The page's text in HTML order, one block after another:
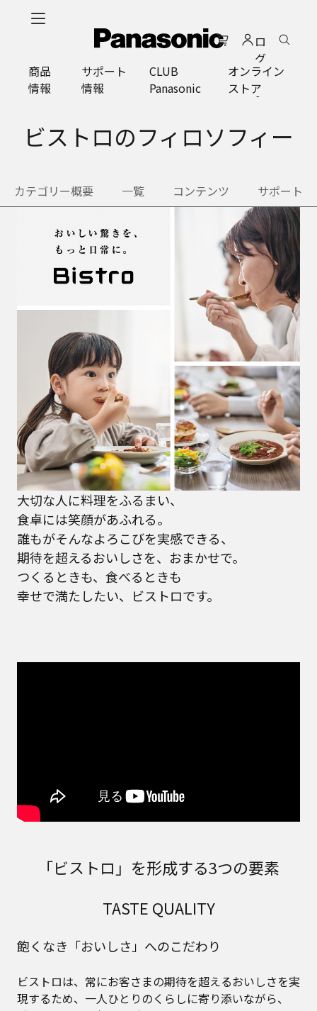
プ
ロ
グ
イ
ン
商品
情報
サポート
情報
CLUB
Panasonic
オンライン
ストア
ビストロのフィロソフィー
カテゴリー概要 一覧 コンテンツ サポート
大切な人に料理をふるまい、
食卓には笑顔があふれる。
誰もがそんなよろこびを実感できる、
期待を超えるおいしさを、おまかせで。
つくるときも、食べるときも
幸せで満たしたい、ビストロです。
「ビストロ」を形成する3つの要素
TASTE QUALITY
飽くなき「おいしさ」へのこだわり
ビストロは、常にお客さまの期待を超えるおいしさを実
現するため、一人ひとりのくらしに寄り添いながら、